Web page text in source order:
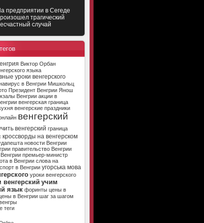
предприятии в Сегеде
трагический
случай
Виктор Орбан
языка
уроки венгерского
в Венгрии Мишкольц
Президент Венгрии Янош
Венгрии акции в
венгерская граница
венгерские праздники
венгерский
венгерский граница
кроссворды на венгерском
новости Венгрии
правительство Венгрии
премьер-министр
в Венгрии слова на
спорт в Венгрии угорська мова
уроки венгерского
венгерский учим
язык форинты цены в
в Венгрии шаг за шагом
теги